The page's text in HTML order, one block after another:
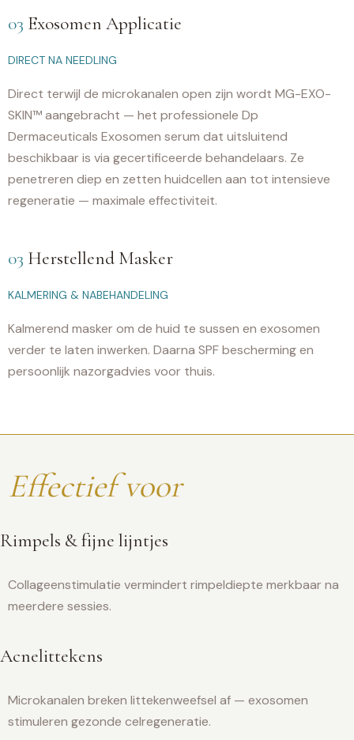
03 Exosomen Applicatie
DIRECT NA NEEDLING
Direct terwijl de microkanalen open zijn wordt MG-EXO-
SKIN™ aangebracht — het professionele Dp
Dermaceuticals Exosomen serum dat uitsluitend
beschikbaar is via gecertificeerde behandelaars. Ze
penetreren diep en zetten huidcellen aan tot intensieve
regeneratie — maximale effectiviteit.
03 Herstellend Masker
KALMERING & NABEHANDELING
Kalmerend masker om de huid te sussen en exosomen
verder te laten inwerken. Daarna SPF bescherming en
persoonlijk nazorgadvies voor thuis.
Effectief voor
Rimpels & fijne lijntjes
Collageenstimulatie vermindert rimpeldiepte merkbaar na
meerdere sessies.
Acnelittekens
Microkanalen breken littekenweefsel af — exosomen
stimuleren gezonde celregeneratie.